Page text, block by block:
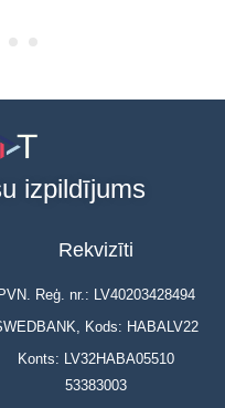
izpildījums
Rekvizīti
PVN. Reģ. nr.: LV40203428494
Kods: HABALV22
Konts: LV32HABA05510
53383003